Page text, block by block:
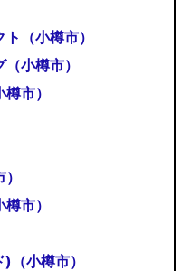
（小樽市）
小樽市）
市）
市）
（小樽市）